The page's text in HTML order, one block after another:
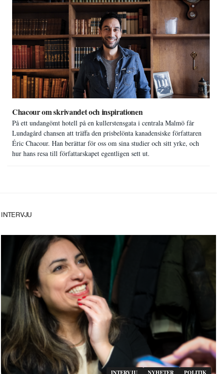
Chacour om skrivandet och inspirationen
På ett undangömt hotell på en kullerstensgata i centrala Malmö får
Lundagård chansen att träffa den prisbelönta kanadensiske författaren
Éric Chacour. Han berättar för oss om sina studier och sitt yrke, och
hur hans resa till författarskapet egentligen sett ut.
INTERVJU
INTERVJU NYHETER POLITIK